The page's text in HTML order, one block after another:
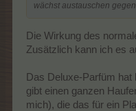
wächst austauschen
Die Wirkung des
Zusätzlich kann ich es
Das Deluxe-Parfüm
gibt einen ganzen
mich), die das für ein